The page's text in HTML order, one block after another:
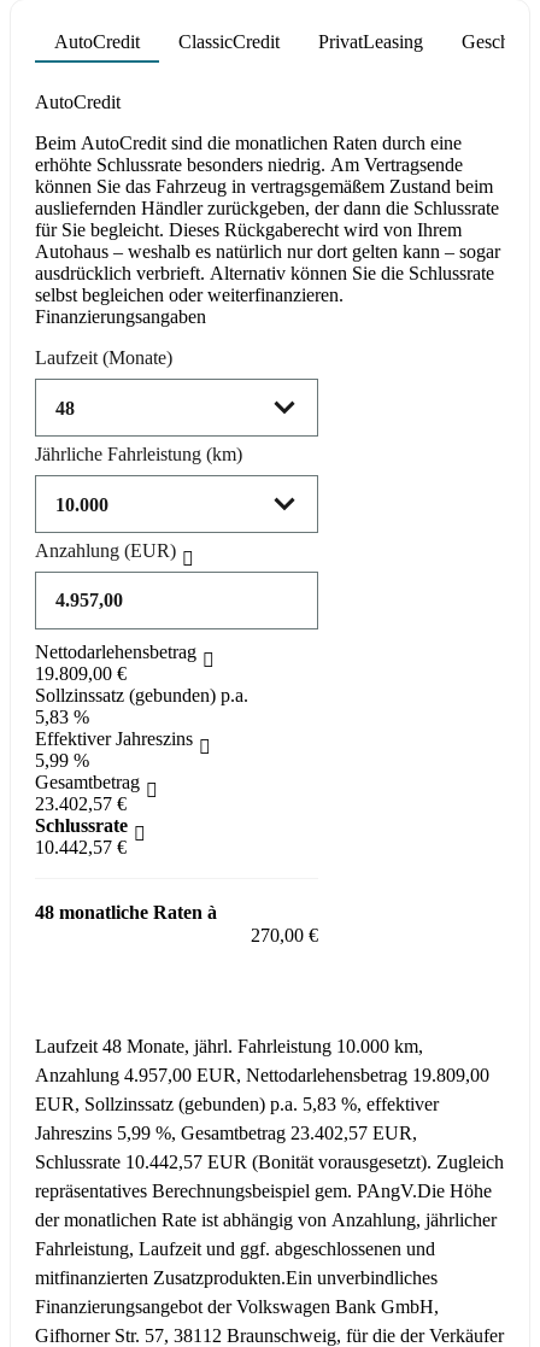
AutoCredit ClassicCredit PrivatLeasing
AutoCredit
Beim AutoCredit sind die monatlichen Raten durch eine
erhöhte Schlussrate besonders niedrig. Am Vertragsende
können Sie das Fahrzeug in vertragsgemäßem Zustand beim
ausliefernden Händler zurückgeben, der dann die Schlussrate
für Sie begleicht. Dieses Rückgaberecht wird von Ihrem
Autohaus – weshalb es natürlich nur dort gelten kann – sogar
ausdrücklich verbrieft. Alternativ können Sie die Schlussrate
selbst begleichen oder weiterfinanzieren.
Finanzierungsangaben
Laufzeit (Monate)
Jährliche Fahrleistung (km)
Anzahlung (EUR)
Nettodarlehensbetrag
19.809,00 €
Sollzinssatz (gebunden) p.a.
5,83 %
Effektiver Jahreszins
5,99 %
Gesamtbetrag
23.402,57 €
Schlussrate
10.442,57 €
48 monatliche Raten à
270,00 €
Laufzeit 48 Monate, jährl. Fahrleistung 10.000 km,
Anzahlung 4.957,00 EUR, Nettodarlehensbetrag 19.809,00
EUR, Sollzinssatz (gebunden) p.a. 5,83 %, effektiver
Jahreszins 5,99 %, Gesamtbetrag 23.402,57 EUR,
Schlussrate 10.442,57 EUR (Bonität vorausgesetzt). Zugleich
repräsentatives Berechnungsbeispiel gem. PAngV.Die Höhe
der monatlichen Rate ist abhängig von Anzahlung, jährlicher
Fahrleistung, Laufzeit und ggf. abgeschlossenen und
mitfinanzierten Zusatzprodukten.Ein unverbindliches
Finanzierungsangebot der Volkswagen Bank GmbH,
Gifhorner Str. 57, 38112 Braunschweig, für die der Verkäufer